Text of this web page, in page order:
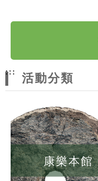
:::
活動分類
康樂本館